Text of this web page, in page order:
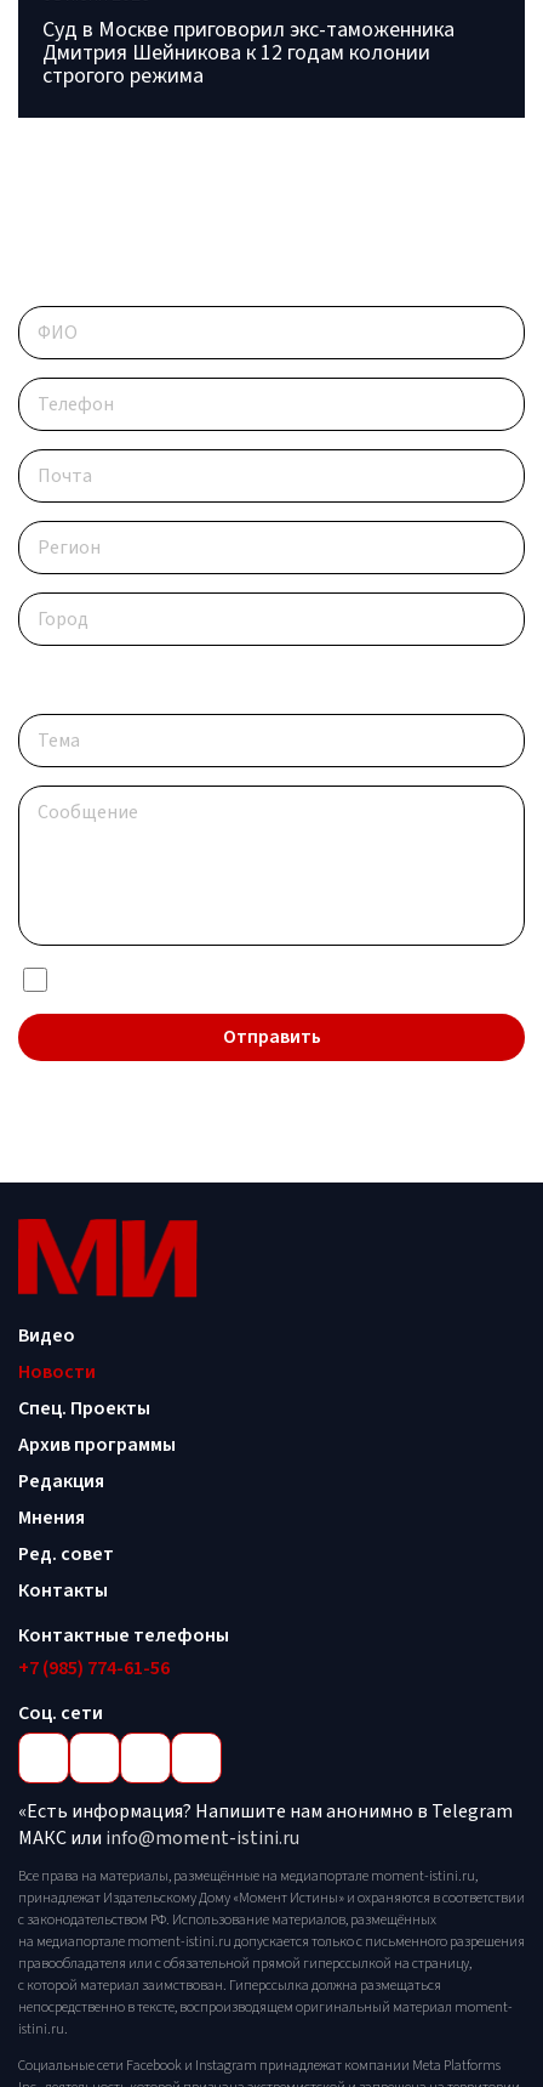
Суд в Москве приговорил экс-таможенника
Дмитрия Шейникова к 12 годам колонии
строгого режима
Видео
Новости
Спец. Проекты
Архив программы
Редакция
Мнения
Ред. совет
Контакты
Контактные телефоны
+7 (985) 774-61-56
Соц. сети
«Есть информация? Напишите нам анонимно в Telegram
МАКС или info@moment-istini.ru
Все права на материалы, размещённые на медиапортале moment-istini.ru,
принадлежат Издательскому Дому «Момент Истины» и охраняются в соответствии
с законодательством РФ. Использование материалов, размещённых
на медиапортале moment-istini.ru допускается только с письменного разрешения
правообладателя или с обязательной прямой гиперссылкой на страницу,
с которой материал заимствован. Гиперссылка должна размещаться
непосредственно в тексте, воспроизводящем оригинальный материал moment-
istini.ru.
Социальные сети Facebook и Instagram принадлежат компании Meta Platforms